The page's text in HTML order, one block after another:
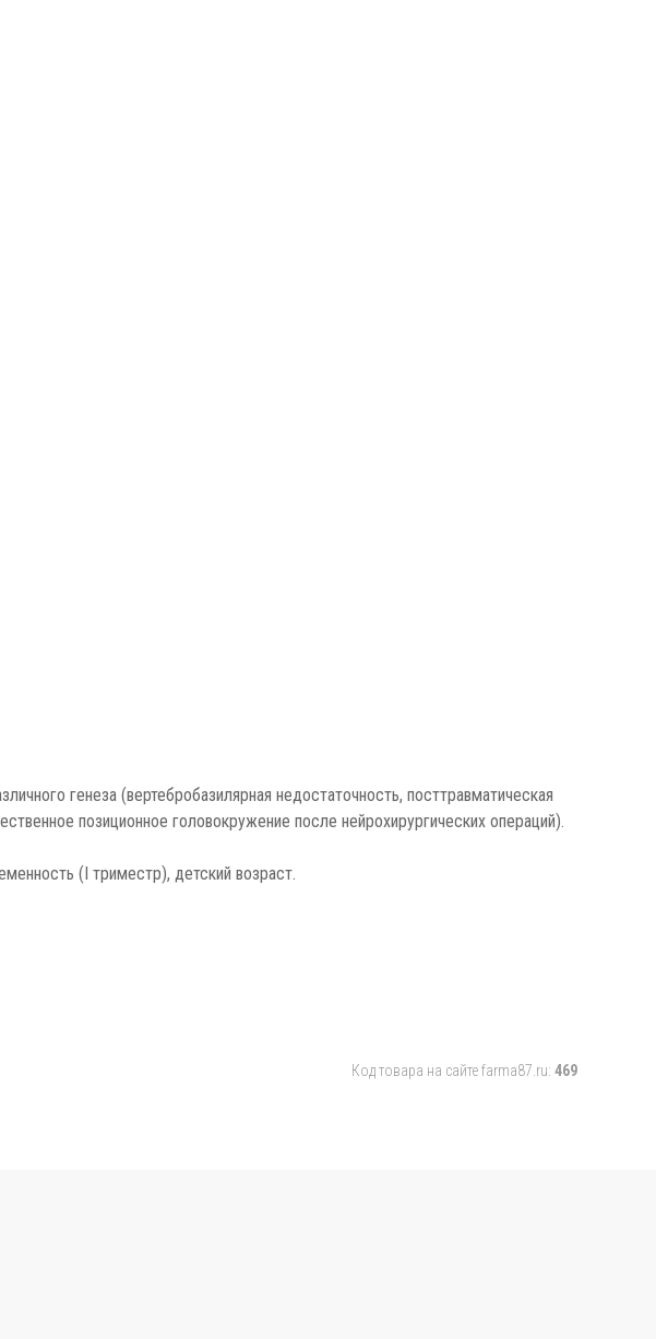
генеза (вертебробазилярная недостаточность, посттравматическая
позиционное головокружение после нейрохирургических операций).
(I триместр), детский возраст.
Код товара на сайте farma87.ru: 469